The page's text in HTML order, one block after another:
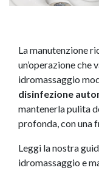
La manutenzione
un’operazione che
idromassaggio
disinfezione
mantenerla pulita
profonda, con una
Leggi la nostra
idromassaggio e